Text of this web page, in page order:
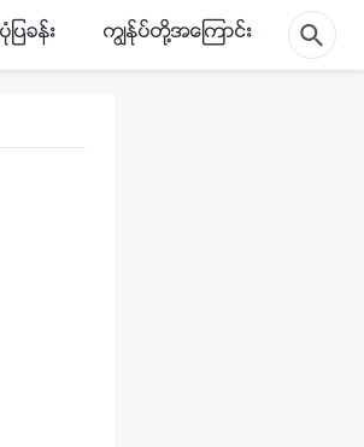
ပုံျပခန္း ကြၽန္ုပ္တို႔အေၾကာင္း